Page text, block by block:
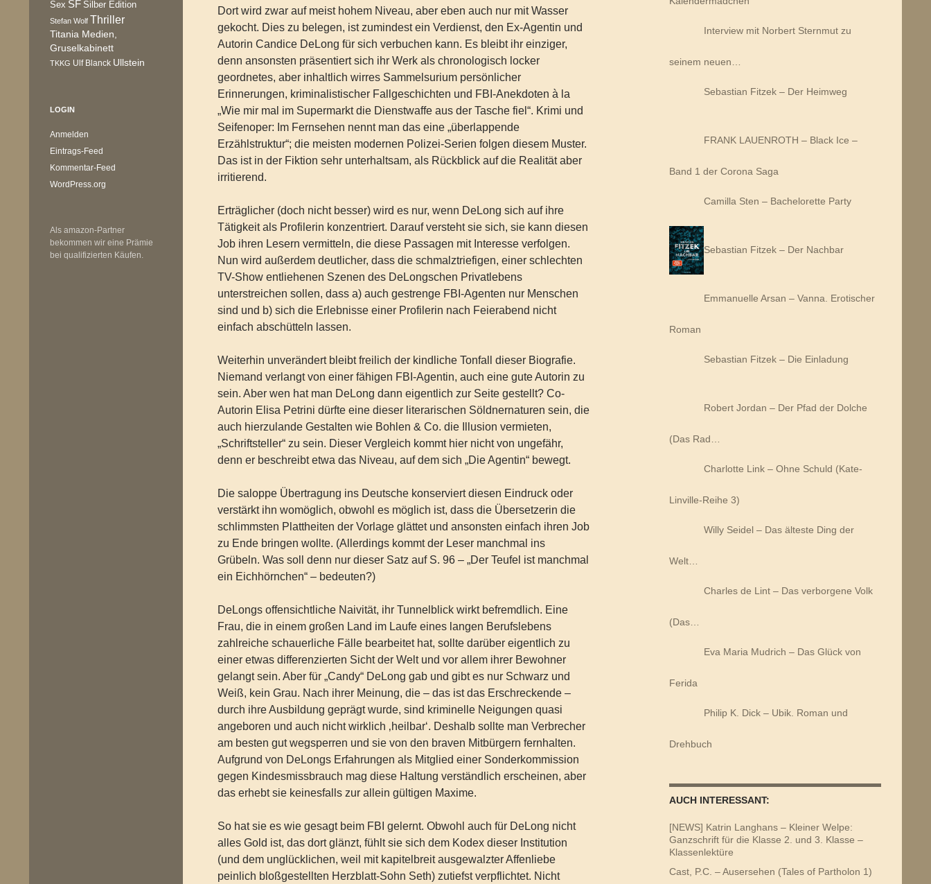
Dort wird zwar auf meist hohem Niveau, aber eben auch nur mit Wasser
gekocht. Dies zu belegen, ist zumindest ein Verdienst, den Ex-Agentin und
Autorin Candice DeLong für sich verbuchen kann. Es bleibt ihr einziger,
denn ansonsten präsentiert sich ihr Werk als chronologisch locker
geordnetes, aber inhaltlich wirres Sammelsurium persönlicher
Erinnerungen, kriminalistischer Fallgeschichten und FBI-Anekdoten à la
„Wie mir mal im Supermarkt die Dienstwaffe aus der Tasche fiel“. Krimi und
Seifenoper: Im Fernsehen nennt man das eine „überlappende
Erzählstruktur“; die meisten modernen Polizei-Serien folgen diesem Muster.
Das ist in der Fiktion sehr unterhaltsam, als Rückblick auf die Realität aber
irritierend.
Erträglicher (doch nicht besser) wird es nur, wenn DeLong sich auf ihre
Tätigkeit als Profilerin konzentriert. Darauf versteht sie sich, sie kann diesen
Job ihren Lesern vermitteln, die diese Passagen mit Interesse verfolgen.
Nun wird außerdem deutlicher, dass die schmalztriefigen, einer schlechten
TV-Show entliehenen Szenen des DeLongschen Privatlebens
unterstreichen sollen, dass a) auch gestrenge FBI-Agenten nur Menschen
sind und b) sich die Erlebnisse einer Profilerin nach Feierabend nicht
einfach abschütteln lassen.
Weiterhin unverändert bleibt freilich der kindliche Tonfall dieser Biografie.
Niemand verlangt von einer fähigen FBI-Agentin, auch eine gute Autorin zu
sein. Aber wen hat man DeLong dann eigentlich zur Seite gestellt? Co-
Autorin Elisa Petrini dürfte eine dieser literarischen Söldnernaturen sein, die
auch hierzulande Gestalten wie Bohlen & Co. die Illusion vermieten,
„Schriftsteller“ zu sein. Dieser Vergleich kommt hier nicht von ungefähr,
denn er beschreibt etwa das Niveau, auf dem sich „Die Agentin“ bewegt.
Die saloppe Übertragung ins Deutsche konserviert diesen Eindruck oder
verstärkt ihn womöglich, obwohl es möglich ist, dass die Übersetzerin die
schlimmsten Plattheiten der Vorlage glättet und ansonsten einfach ihren Job
zu Ende bringen wollte. (Allerdings kommt der Leser manchmal ins
Grübeln. Was soll denn nur dieser Satz auf S. 96 – „Der Teufel ist manchmal
ein Eichhörnchen“ – bedeuten?)
DeLongs offensichtliche Naivität, ihr Tunnelblick wirkt befremdlich. Eine
Frau, die in einem großen Land im Laufe eines langen Berufslebens
zahlreiche schauerliche Fälle bearbeitet hat, sollte darüber eigentlich zu
einer etwas differenzierten Sicht der Welt und vor allem ihrer Bewohner
gelangt sein. Aber für „Candy“ DeLong gab und gibt es nur Schwarz und
Weiß, kein Grau. Nach ihrer Meinung, die – das ist das Erschreckende –
durch ihre Ausbildung geprägt wurde, sind kriminelle Neigungen quasi
angeboren und auch nicht wirklich ‚heilbar‘. Deshalb sollte man Verbrecher
am besten gut wegsperren und sie von den braven Mitbürgern fernhalten.
Aufgrund von DeLongs Erfahrungen als Mitglied einer Sonderkommission
gegen Kindesmissbrauch mag diese Haltung verständlich erscheinen, aber
das erhebt sie keinesfalls zur allein gültigen Maxime.
So hat sie es wie gesagt beim FBI gelernt. Obwohl auch für DeLong nicht
alles Gold ist, das dort glänzt, fühlt sie sich dem Kodex dieser Institution
(und dem unglücklichen, weil mit kapitelbreit ausgewalzter Affenliebe
peinlich bloßgestellten Herzblatt-Sohn Seth) zutiefst verpflichtet. Nicht
Interview mit Norbert Sternmut zu
seinem neuen…
Sebastian Fitzek – Der Heimweg
FRANK LAUENROTH – Black Ice –
Band 1 der Corona Saga
Camilla Sten – Bachelorette Party
Sebastian Fitzek – Der Nachbar
Emmanuelle Arsan – Vanna. Erotischer
Roman
Sebastian Fitzek – Die Einladung
Robert Jordan – Der Pfad der Dolche
(Das Rad…
Charlotte Link – Ohne Schuld (Kate-
Linville-Reihe 3)
Willy Seidel – Das älteste Ding der
Welt…
Charles de Lint – Das verborgene Volk
(Das…
Eva Maria Mudrich – Das Glück von
Ferida
Philip K. Dick – Ubik. Roman und
Drehbuch
AUCH INTERESSANT:
[NEWS] Katrin Langhans – Kleiner Welpe:
Ganzschrift für die Klasse 2. und 3. Klasse –
Klassenlektüre
Cast, P.C. – Ausersehen (Tales of Partholon 1)
Sex SF Silber Edition
Stefan Wolf Thriller
Titania Medien,
Gruselkabinett
TKKG Ulf Blanck Ullstein
LOGIN
Anmelden
Eintrags-Feed
Kommentar-Feed
WordPress.org
Als amazon-Partner
bekommen wir eine Prämie
bei qualifizierten Käufen.